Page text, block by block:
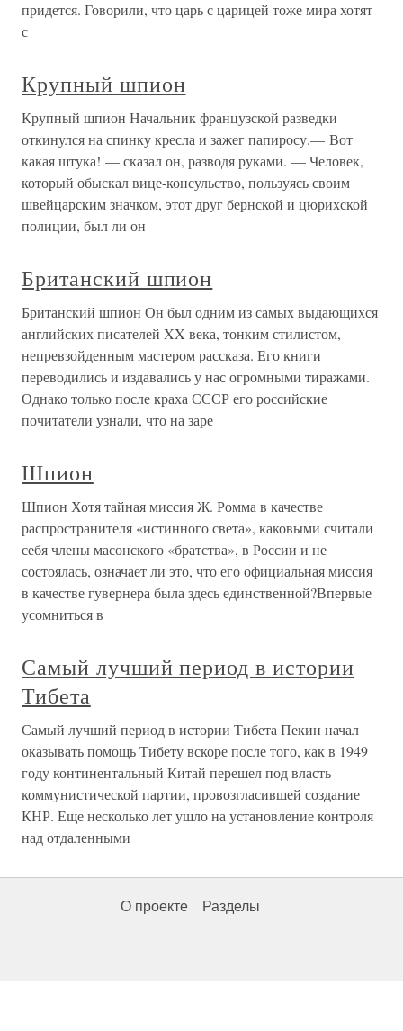
придется. Говорили, что царь с царицей тоже мира хотят
с
Крупный шпион
Крупный шпион Начальник французской разведки
откинулся на спинку кресла и зажег папиросу.— Вот
какая штука! — сказал он, разводя руками. — Человек,
который обыскал вице-консульство, пользуясь своим
швейцарским значком, этот друг бернской и цюрихской
полиции, был ли он
Британский шпион
Британский шпион Он был одним из самых выдающихся
английских писателей XX века, тонким стилистом,
непревзойденным мастером рассказа. Его книги
переводились и издавались у нас огромными тиражами.
Однако только после краха СССР его российские
почитатели узнали, что на заре
Шпион
Шпион Хотя тайная миссия Ж. Ромма в качестве
распространителя «истинного света», каковыми считали
себя члены масонского «братства», в России и не
состоялась, означает ли это, что его официальная миссия
в качестве гувернера была здесь единственной?Впервые
усомниться в
Самый лучший период в истории
Тибета
Самый лучший период в истории Тибета Пекин начал
оказывать помощь Тибету вскоре после того, как в 1949
году континентальный Китай перешел под власть
коммунистической партии, провозгласившей создание
КНР. Еще несколько лет ушло на установление контроля
над отдаленными
О проекте Разделы